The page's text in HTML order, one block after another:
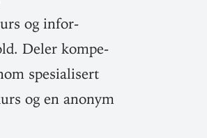
og infor­
Deler kom­pe­
spe­sia­lisert
og en anonym